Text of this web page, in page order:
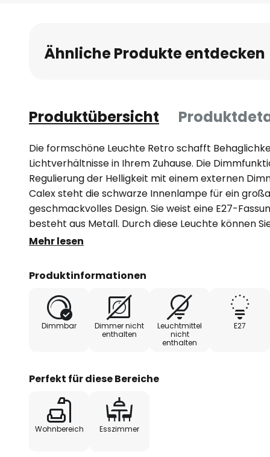
Bildgalerie
springen
Ähnliche Produkte entdecken
Produktübersicht
Die formschöne Leuchte Retro schafft
Lichtverhältnisse in Ihrem Zuhause. Die
Regulierung der Helligkeit mit einem externen
Calex steht die schwarze Innenlampe für ein
geschmackvolles Design. Sie weist eine E27-
besteht aus Metall. Durch diese Leuchte können
schaffen.
Mehr lesen
Produktinformationen
Dimmbar
Dimmer nicht
enthalten
Leuchtmittel
nicht
enthalten
E27
Perfekt für diese Bereiche
Wohnbereich Esszimmer